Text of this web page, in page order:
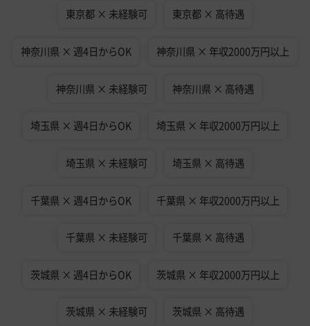
東京都 × 未経験可 東京都 × 高待遇
神奈川県 × 週4日からOK 神奈川県 × 年収2000万円以上
神奈川県 × 未経験可 神奈川県 × 高待遇
埼玉県 × 週4日からOK 埼玉県 × 年収2000万円以上
埼玉県 × 未経験可 埼玉県 × 高待遇
千葉県 × 週4日からOK 千葉県 × 年収2000万円以上
千葉県 × 未経験可 千葉県 × 高待遇
茨城県 × 週4日からOK 茨城県 × 年収2000万円以上
茨城県 × 未経験可 茨城県 × 高待遇